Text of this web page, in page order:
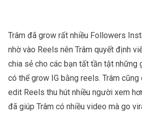
Trâm đã grow rất nhiều Followers
nhờ vào Reels nên Trâm quyết định
chia sẻ cho các bạn tất tần tật những
có thể grow IG bằng reels. Trâm
edit Reels thu hút nhiều người xem
đã giúp Trâm có nhiều video mà go